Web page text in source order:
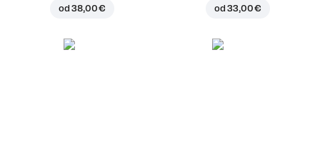
od38,00 € od33,00 €